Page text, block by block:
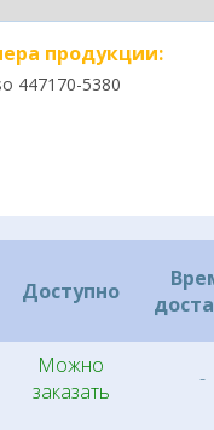
продукции:
447170-5380
Доступно
Можно
заказать
-